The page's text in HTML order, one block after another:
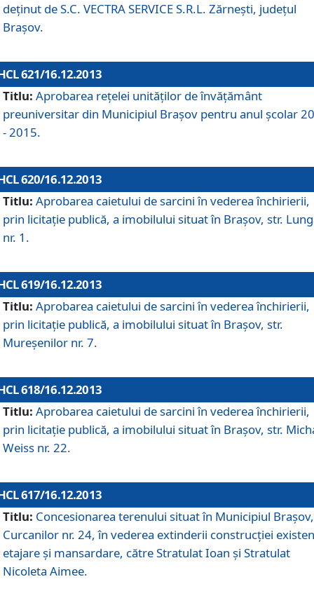
deţinut de S.C. VECTRA SERVICE S.R.L. Zărneşti, judeţul
Braşov.
621/16.12.2013
Titlu: Aprobarea reţelei unităţilor de învăţământ
preuniversitar din Municipiul Braşov pentru anul şcolar
- 2015.
620/16.12.2013
Titlu: Aprobarea caietului de sarcini în vederea închirierii,
prin licitaţie publică, a imobilului situat în Braşov, str.
nr. 1.
619/16.12.2013
Titlu: Aprobarea caietului de sarcini în vederea închirierii,
prin licitaţie publică, a imobilului situat în Braşov, str.
Mureşenilor nr. 7.
618/16.12.2013
Titlu: Aprobarea caietului de sarcini în vederea închirierii,
prin licitaţie publică, a imobilului situat în Braşov, str.
Weiss nr. 22.
617/16.12.2013
Titlu: Concesionarea terenului situat în Municipiul
Curcanilor nr. 24, în vederea extinderii construcţiei
etajare şi mansardare, către Stratulat Ioan şi Stratulat
Nicoleta Aimee.